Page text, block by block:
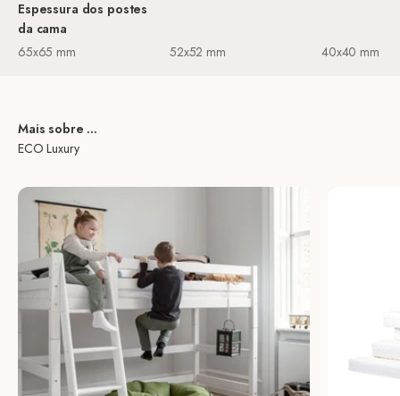
Espessura dos postes
da cama
65x65 mm
52x52 mm 40x40 mm
Mais sobre ...
ECO Luxury